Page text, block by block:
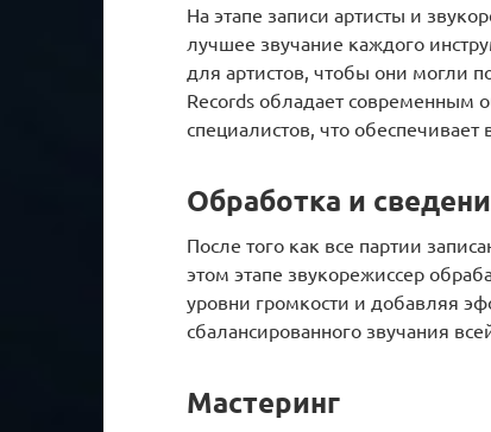
На этапе записи артисты и
лучшее звучание каждого
для артистов, чтобы они могли
Records обладает современным
специалистов, что обеспечивает
Обработка и
После того как все партии
этом этапе звукорежиссер
уровни громкости и добавляя
сбалансированного звучания
Мастеринг